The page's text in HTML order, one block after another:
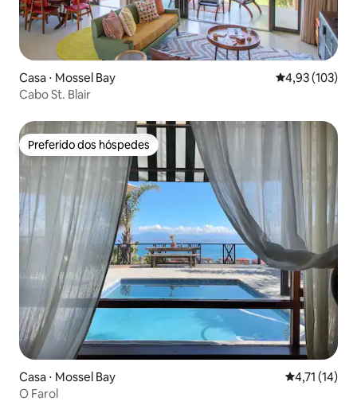
Casa ⋅ Mossel Bay 4,93 de uma
4,93 (103)
Cabo St. Blair
Preferido dos hóspedes
Preferido dos hóspedes
Casa ⋅ Mossel Bay 4,71 de uma
4,71 (14)
O Farol